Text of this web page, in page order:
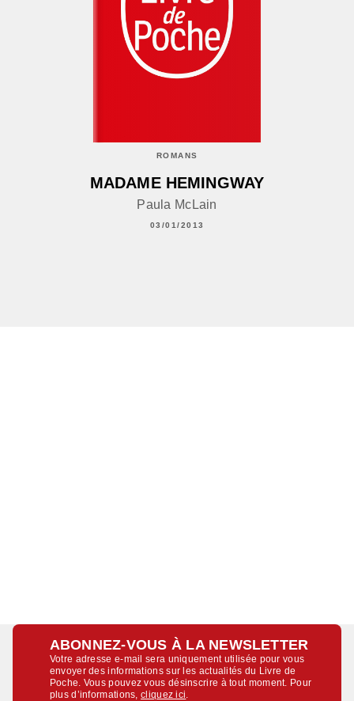
ROMANS
MADAME HEMINGWAY
Paula McLain
03/01/2013
ABONNEZ-VOUS À LA NEWSLETTER
Votre adresse e-mail sera uniquement utilisée pour vous
envoyer des informations sur les actualités du Livre de
Poche. Vous pouvez vous désinscrire à tout moment. Pour
plus d’informations,cliquez ici